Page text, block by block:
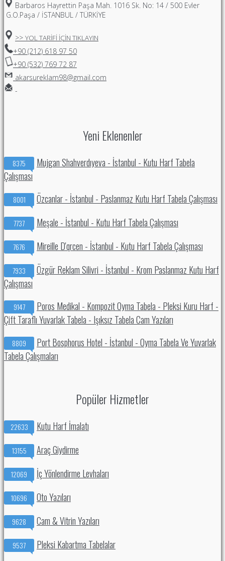
Barbaros Hayrettin Paşa Mah. 1016 Sk. No: 14 / 500 Evler
G.O.Paşa / İSTANBUL / TÜRKİYE
>> YOL TARİFİ İÇİN TIKLAYIN
+90 (212) 618 97 50
+90 (532) 769 72 87
akarsureklam98@gmail.com
-
Yeni Eklenenler
8375
Mujgan Shahverdıyeva - İstanbul - Kutu Harf Tabela
Çalışması
8001 Özcanlar - İstanbul - Paslanmaz Kutu Harf Tabela Çalışması
7737 Meşale - İstanbul - Kutu Harf Tabela Çalışması
7676 Mireille D'qrcen - İstanbul - Kutu Harf Tabela Çalışması
7933
Özgür Reklam Silivri - İstanbul - Krom Paslanmaz Kutu Harf
Çalışması
9147
Poros Medikal - Kompozit Oyma Tabela - Pleksi Kuru Harf -
Çift Taraflı Yuvarlak Tabela - Işıksız Tabela Cam Yazıları
8809
Port Bosphorus Hotel - İstanbul - Oyma Tabela Ve Yuvarlak
Tabela Çalışmaları
Popüler Hizmetler
22633 Kutu Harf İmalatı
13155 Araç Giydirme
12069 İç Yönlendirme Levhaları
10696 Oto Yazıları
9628 Cam & Vitrin Yazıları
9537 Pleksi Kabartma Tabelalar